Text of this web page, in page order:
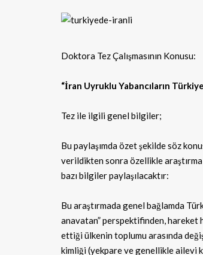
Doktora Tez Çalışmasının Konusu:
“İran Uyruklu Yabancıların
Tez ile ilgili genel bilgiler;
Bu paylaşımda özet şekilde söz
verildikten sonra özellikle araştırma
bazı bilgiler paylaşılacaktır:
Bu araştırmada genel bağlamda
anavatan” perspektifinden,
ettiği ülkenin toplumu arasında
kimliği (yekpare ve genellikle ailevi